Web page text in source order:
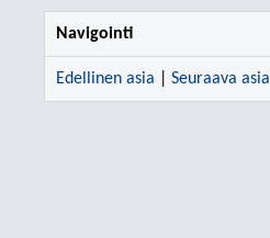
Navigointi
Edellinen asia Seuraava asia